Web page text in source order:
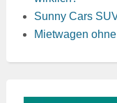
Sunny Cars
Mietwagen